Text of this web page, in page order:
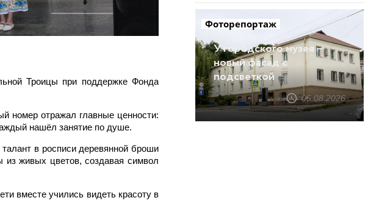
Троицы при поддержке Фонда
номер отражал главные ценности:
нашёл занятие по душе.
в росписи деревянной броши
из живых цветов, создавая символ
вместе учились видеть красоту в
Фоторепортаж
У городского музея –
новый фасад с
подсветкой
05.08.2026